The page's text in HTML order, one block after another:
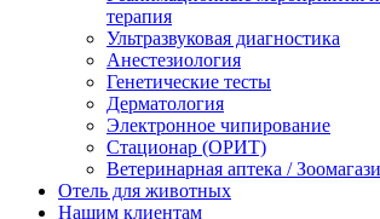
терапия
Ультразвуковая диагностика
Анестезиология
Генетические тесты
Дерматология
Электронное чипирование
Стационар (ОРИТ)
Ветеринарная аптека /
Отель для животных
Нашим клиентам